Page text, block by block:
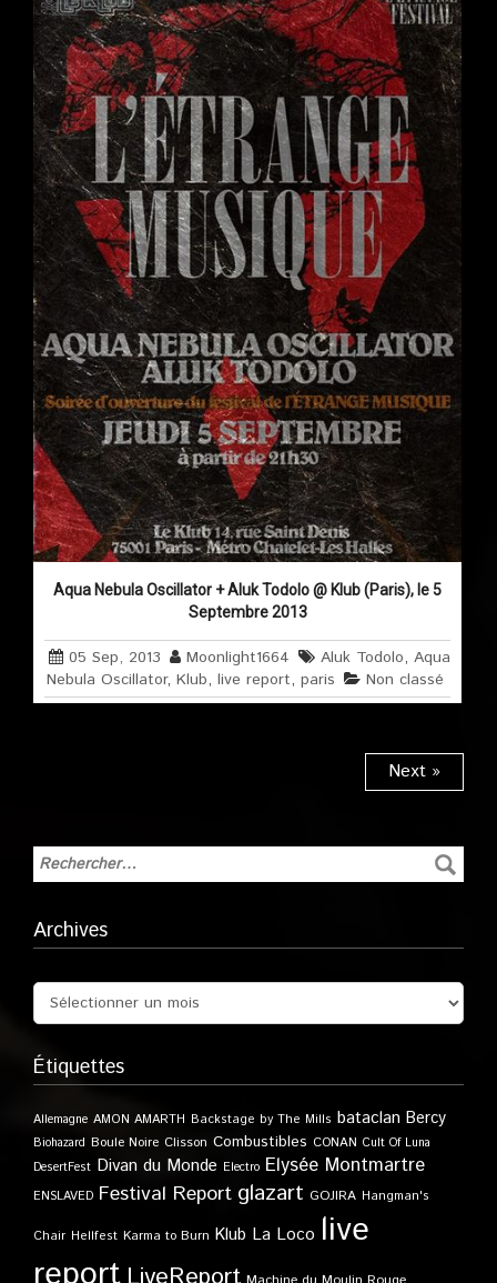
Aqua Nebula Oscillator + Aluk Todolo @ Klub (Paris), le 5
Septembre 2013
05 Sep, 2013 Moonlight1664 Aluk Todolo,Aqua
Nebula Oscillator,Klub,live report,paris Non classé
Next »
Archives
Étiquettes
Allemagne AMON AMARTH Backstage by The Mills bataclan Bercy
Biohazard Boule Noire Clisson Combustibles CONAN Cult Of Luna
DesertFest Divan du Monde Electro Elysée Montmartre
ENSLAVED Festival Report glazart GOJIRA Hangman's
Chair Hellfest Karma to Burn Klub La Loco live